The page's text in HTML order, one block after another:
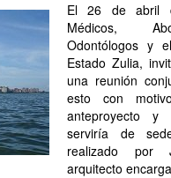
El 26 de abril
Médicos,
Odontólogos y
Estado Zulia,
una reunión
esto con
anteproyecto
serviría de
realizado por
arquitecto